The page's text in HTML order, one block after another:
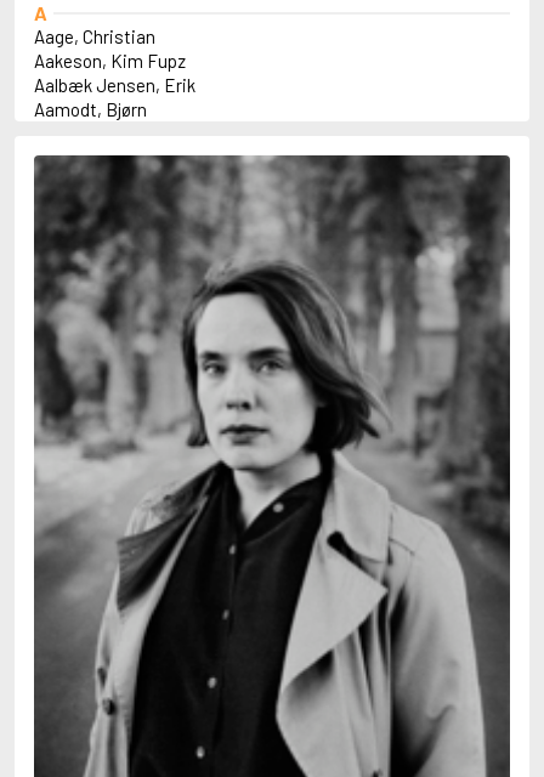
A
Aage, Christian
Aakeson, Kim Fupz
Aalbæk Jensen, Erik
Aamodt, Bjørn
Abbey, Kieran
Abbot, Anthony
Abbott, John
Abbott, Megan
Abdel-Fattah, Randa
Abdolah, Kader
Abé, Kobo
Abedi, Isabel
Abele, Inga
Abgarjan, Narine
Abish, Walter
Aboulela, Leila
Abrahams, Peter (f. 1919)
Abrahams, Peter (f. 1947)
Abrahamson, Emmy
Abse, Dannie
Abu-Jaber, Diana
Abulhawa, Susan
Aburas, Lone
Achebe, Chinua
Achmatova, Anna
Aciman, André
Ackebo, Lena
Acker, Kathy
Ackroyd, Peter
Adam de la Halle